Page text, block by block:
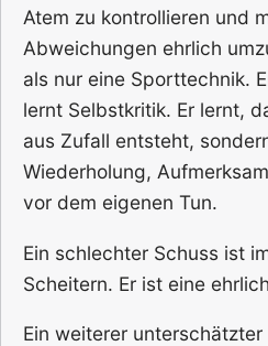
Atem zu kontrollieren und
Abweichungen ehrlich
als nur eine Sporttechnik.
lernt Selbstkritik. Er lernt,
aus Zufall entsteht,
Wiederholung,
vor dem eigenen Tun.
Ein schlechter Schuss ist
Scheitern. Er ist eine
Ein weiterer